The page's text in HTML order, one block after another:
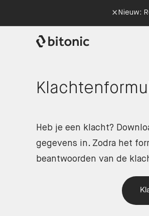
× Nieuw:
Heb je een klacht?
gegevens in. Zodra het
beantwoorden van de